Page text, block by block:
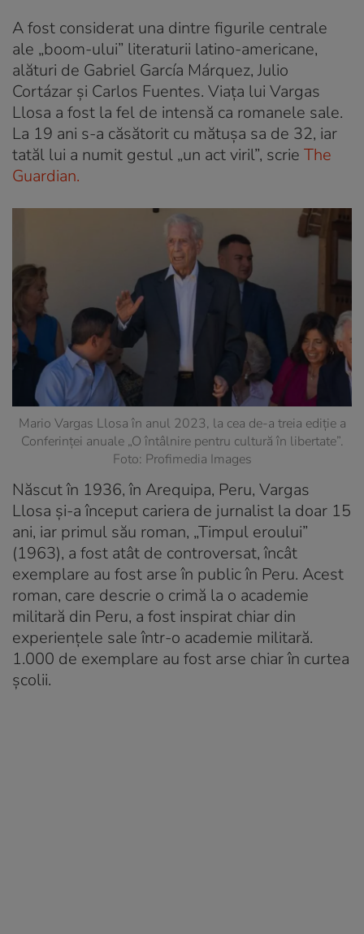
A fost considerat una dintre figurile centrale
ale „boom-ului” literaturii latino-americane,
alături de Gabriel García Márquez, Julio
Cortázar și Carlos Fuentes. Viața lui Vargas
Llosa a fost la fel de intensă ca romanele sale.
La 19 ani s-a căsătorit cu mătușa sa de 32, iar
tatăl lui a numit gestul „un act viril”, scrie The
Guardian.
Mario Vargas Llosa în anul 2023, la cea de-a treia ediție a
Conferinței anuale „O întâlnire pentru cultură în libertate”.
Foto: Profimedia Images
Născut în 1936, în Arequipa, Peru, Vargas
Llosa și-a început cariera de jurnalist la doar 15
ani, iar primul său roman, „Timpul eroului”
(1963), a fost atât de controversat, încât
exemplare au fost arse în public în Peru. Acest
roman, care descrie o crimă la o academie
militară din Peru, a fost inspirat chiar din
experiențele sale într-o academie militară.
1.000 de exemplare au fost arse chiar în curtea
școlii.